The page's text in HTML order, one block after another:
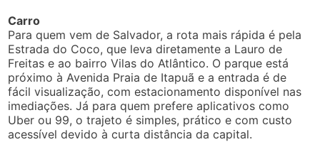
Carro
Para quem vem de Salvador, a rota mais rápida é pela
Estrada do Coco, que leva diretamente a Lauro de
Freitas e ao bairro Vilas do Atlântico. O parque está
próximo à Avenida Praia de Itapuã e a entrada é de
fácil visualização, com estacionamento disponível nas
imediações. Já para quem prefere aplicativos como
Uber ou 99, o trajeto é simples, prático e com custo
acessível devido à curta distância da capital.